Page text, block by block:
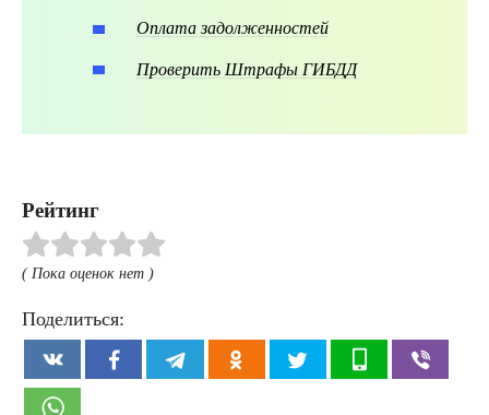
Оплата задолженностей
Проверить Штрафы ГИБДД
Рейтинг
( Пока оценок нет )
Поделиться: